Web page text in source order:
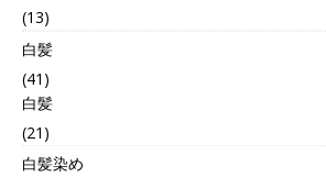
(13)
白髪
(41)
白髪
(21)
白髪染め